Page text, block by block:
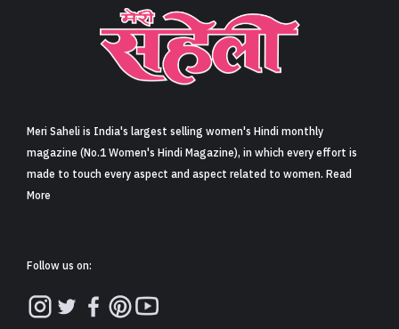
Meri Saheli is India's largest selling women's Hindi monthly
magazine (No.1 Women's Hindi Magazine), in which every effort is
made to touch every aspect and aspect related to women. Read
More
Follow us on: